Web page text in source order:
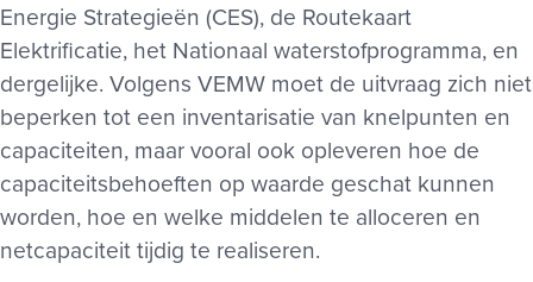
Energie Strategieën (CES), de Routekaart
Elektrificatie, het Nationaal waterstofprogramma, en
dergelijke. Volgens VEMW moet de uitvraag zich niet
beperken tot een inventarisatie van knelpunten en
capaciteiten, maar vooral ook opleveren hoe de
capaciteitsbehoeften op waarde geschat kunnen
worden, hoe en welke middelen te alloceren en
netcapaciteit tijdig te realiseren.